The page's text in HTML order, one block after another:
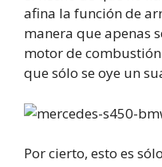
afina la función de
manera que apenas
motor de
que sólo se oye un
Por cierto, esto es